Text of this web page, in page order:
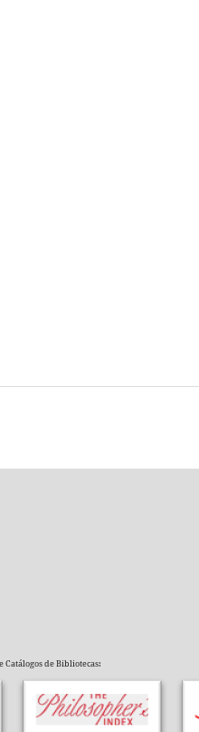
Catálogos de Bibliotecas: